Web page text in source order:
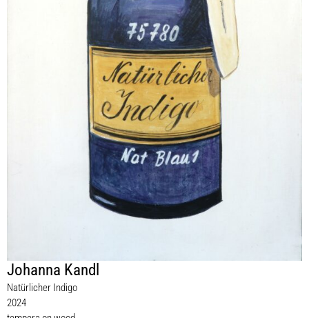
Johanna Kandl
Natürlicher Indigo
2024